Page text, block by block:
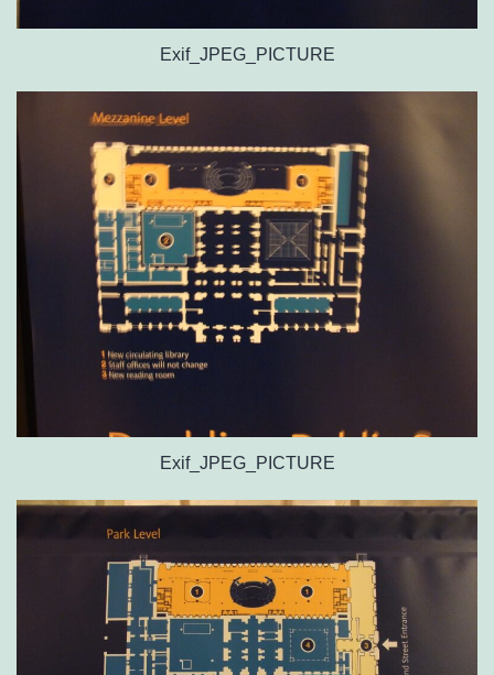
Exif_JPEG_PICTURE
Exif_JPEG_PICTURE